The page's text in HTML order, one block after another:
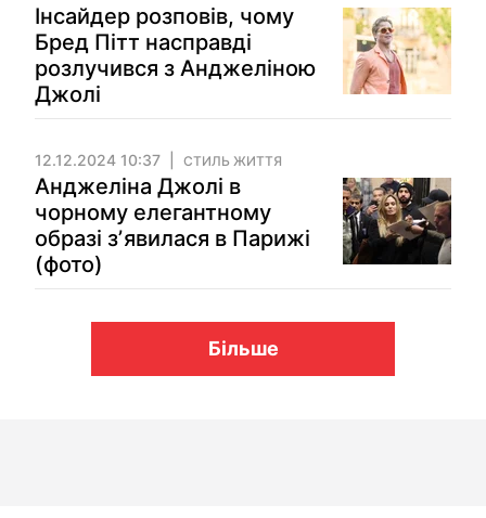
Інсайдер розповів, чому
Бред Пітт насправді
розлучився з Анджеліною
Джолі
12.12.2024 10:37 СТИЛЬ ЖИТТЯ
Анджеліна Джолі в
чорному елегантному
образі зʼявилася в Парижі
(фото)
Більше